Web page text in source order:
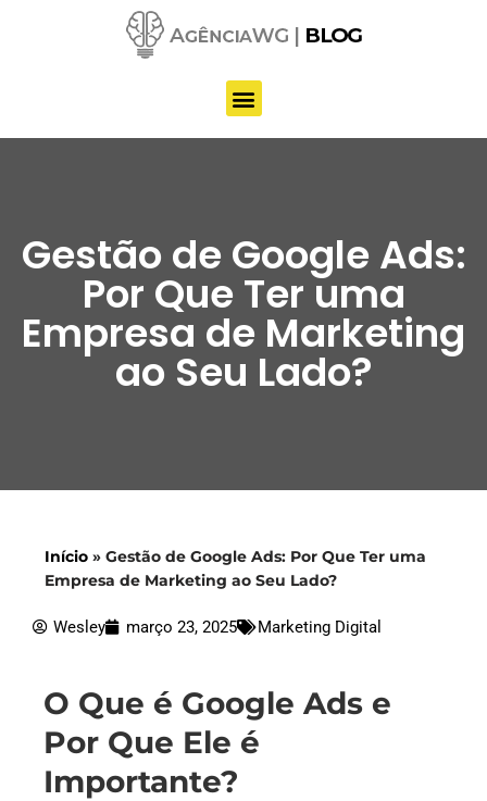
conteúdo
Gestão de Google Ads:
Por Que Ter uma
Empresa de Marketing
ao Seu Lado?
Início » Gestão de Google Ads: Por Que Ter uma
Empresa de Marketing ao Seu Lado?
Wesley março 23, 2025 Marketing Digital
O Que é Google Ads e
Por Que Ele é
Importante?